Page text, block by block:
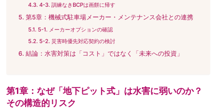
4-3. 訓練なきBCPは画餅に帰す
第5章：機械式駐車場メーカー・メンテナンス会社との連携
5-1. メーカーオプションの確認
5-2. 災害時優先対応契約の検討
結論：水害対策は「コスト」ではなく「未来への投資」
第1章：なぜ「地下ピット式」は水害に弱いのか？
その構造的リスク